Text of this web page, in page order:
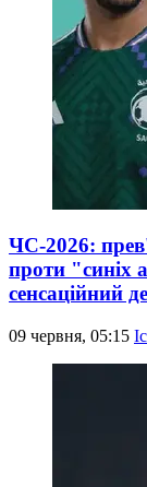
ЧС-2026:
проти "синіх
сенсаційний
09 червня, 05:15